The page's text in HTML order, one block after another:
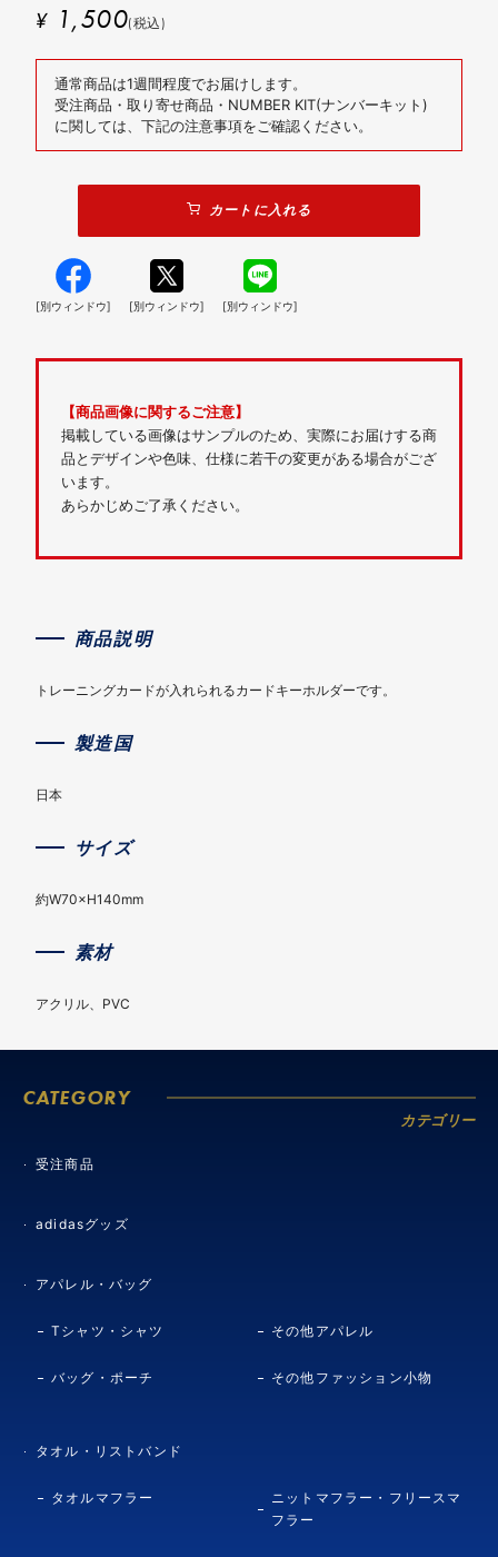
¥ 1,500(税込)
通常商品は1週間程度でお届けします。
受注商品・取り寄せ商品・NUMBER KIT(ナンバーキット)
に関しては、下記の注意事項をご確認ください。
カートに入れる
[別ウィンドウ] [別ウィンドウ] [別ウィンドウ]
【商品画像に関するご注意】
掲載している画像はサンプルのため、実際にお届けする商
品とデザインや色味、仕様に若干の変更がある場合がござ
います。
あらかじめご了承ください。
商品説明
トレーニングカードが入れられるカードキーホルダーです。
製造国
日本
サイズ
約W70×H140mm
素材
アクリル、PVC
CATEGORY
カテゴリー
受注商品
adidasグッズ
アパレル・バッグ
Tシャツ・シャツ その他アパレル
バッグ・ポーチ その他ファッション小物
タオル・リストバンド
タオルマフラー
ニットマフラー・フリースマ
フラー